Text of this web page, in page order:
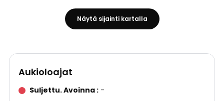
Näytä sijainti kartalla
Aukioloajat
Suljettu. Avoinna -